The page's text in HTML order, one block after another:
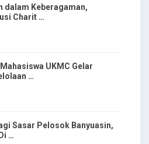
dalam Keberagaman,
Charit …
UKMC Gelar
…
Sasar Pelosok Banyuasin,
…